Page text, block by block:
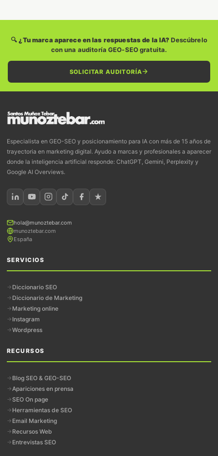
🔍 ¿Tu marca aparece en las respuestas de la IA? Descúbrelo
con una auditoría GEO-SEO gratuita.
SOLICITAR AUDITORÍA
Especialista en GEO-SEO y posicionamiento para IA con más de 15 años de
trayectoria en marketing digital. Ayudo a marcas y profesionales a aparecer
donde la inteligencia artificial responde: ChatGPT, Gemini, Perplexity y
Google AI Overviews.
hola@munoztebar.com
munoztebar.com
España
SERVICIOS
Diccionario SEO
Diccionario de Marketing
Marketing online
Instagram
Wordpress
RECURSOS
Blog SEO & GEO-SEO
Apariciones en prensa
SEO On page
Herramientas de SEO
Email Marketing
Recursos Web
Entrevistas SEO